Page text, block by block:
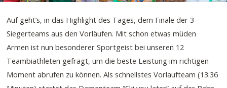
Auf geht’s, in das Highlight des Tages, dem Finale der 3
Siegerteams aus den Vorläufen. Mit schon etwas müden
Armen ist nun besonderer Sportgeist bei unseren 12
Teambiathleten gefragt, um die beste Leistung im richtigen
Moment abrufen zu können. Als schnellstes Vorlaufteam (13:36